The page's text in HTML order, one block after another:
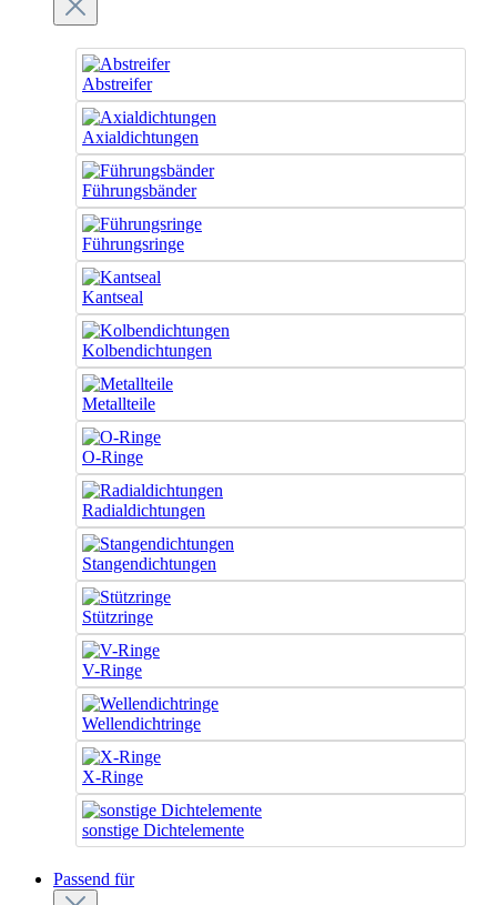
Abstreifer
Axialdichtungen
Führungsbänder
Führungsringe
Kantseal
Kolbendichtungen
Metallteile
O-Ringe
Radialdichtungen
Stangendichtungen
Stützringe
V-Ringe
Wellendichtringe
X-Ringe
sonstige Dichtelemente
Passend für